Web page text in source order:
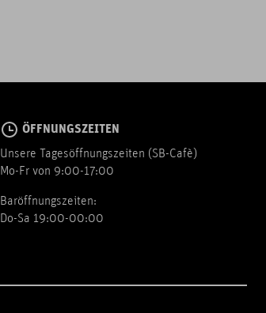
ÖFFNUNGSZEITEN
Unsere Tagesöffnungszeiten (SB-Cafè)
Mo-Fr von 9:00-17:00
Baröffnungszeiten:
Do-Sa 19:00-00:00